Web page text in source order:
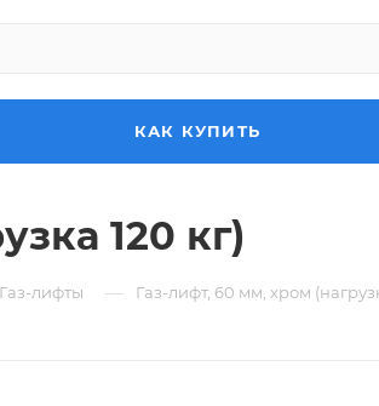
КАК КУПИТЬ
120 кг)
Газ-лифты — Газ-лифт, 60 мм, хром